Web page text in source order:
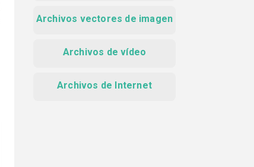
Archivos vectores de imagen
Archivos de vídeo
Archivos de Internet